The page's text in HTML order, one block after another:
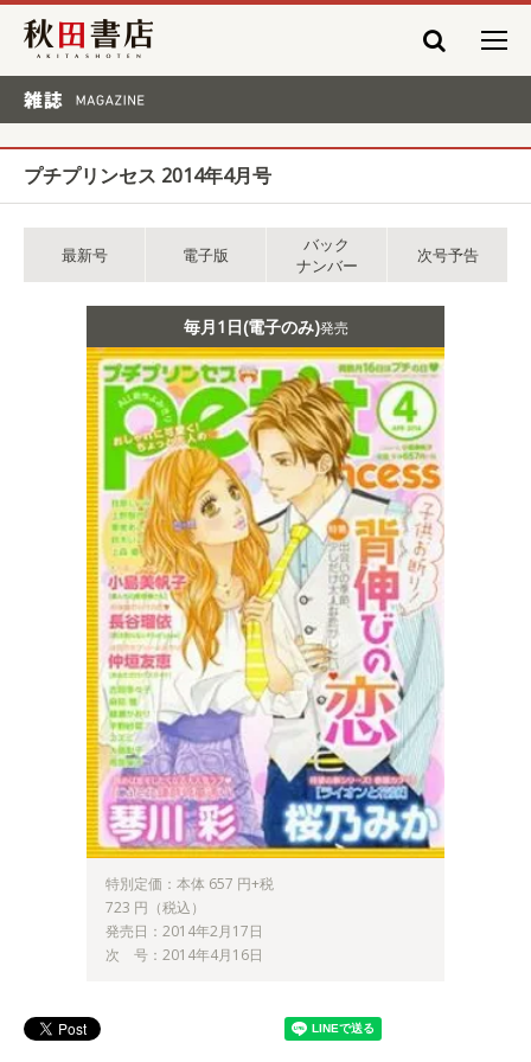
秋田書店
プチプリンセス 2014年4月号
最新号 電子版
バック
ナンバー
次号予告
毎月1日(電子のみ)発売
特別定価：本体 657 円+税
723 円（税込）
発売日：2014年2月17日
次 号：2014年4月16日